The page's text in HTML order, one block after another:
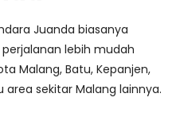
Juanda biasanya
lebih mudah
Malang, Batu, Kepanjen,
area sekitar Malang lainnya.